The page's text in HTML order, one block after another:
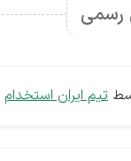
رسمی
تیم ایران استخدام